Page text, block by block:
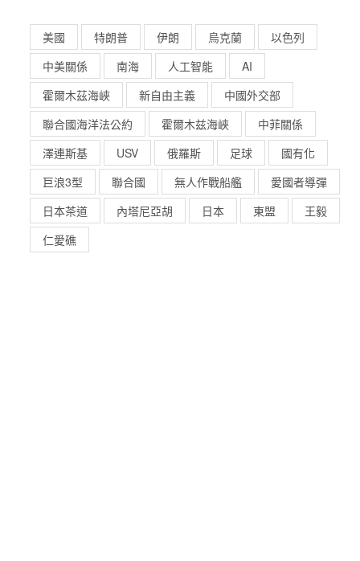
美國 特朗普 伊朗 烏克蘭
以色列
中美關係
南海 人工智能
AI
霍爾木茲海峽
新自由主義
中國外交部
聯合國海洋法公約
霍爾木兹海峽
中菲關係
澤連斯基
USV 俄羅斯 足球
國有化
巨浪3型
聯合國 無人作戰船艦
愛國者導彈
日本茶道
內塔尼亞胡 日本 東盟
王毅
仁愛礁